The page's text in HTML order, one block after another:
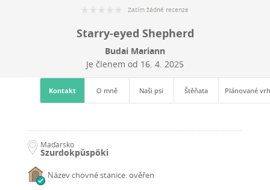
Zatím žádné recenze
Starry-eyed Shepherd
Budai Mariann
Je členem od 16. 4. 2025
Kontakt O mně Naši psi Štěňata Plánované
Maďarsko
Szurdokpüspöki
Název chovné stanice: ověřen